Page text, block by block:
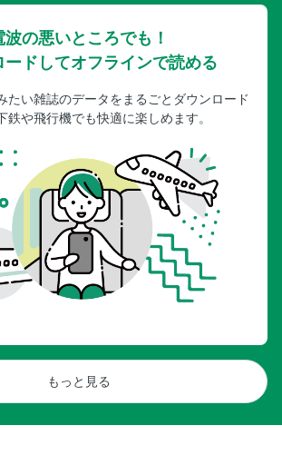
波の悪いところでも！
ードしてオフラインで読める
たい雑誌のデータをまるごとダウンロード
鉄や飛行機でも快適に楽しめます。
もっと見る